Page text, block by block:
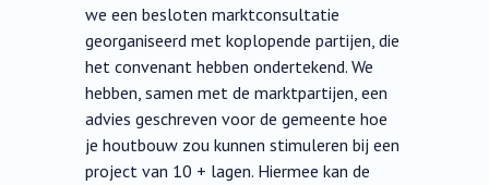
we een besloten marktconsultatie
georganiseerd met koplopende partijen, die
het convenant hebben ondertekend. We
hebben, samen met de marktpartijen, een
advies geschreven voor de gemeente hoe
je houtbouw zou kunnen stimuleren bij een
project van 10 + lagen. Hiermee kan de